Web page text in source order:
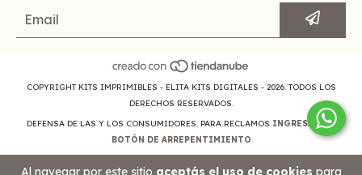
Al navegar por este sitio aceptás el uso de cookies para
COPYRIGHT KITS IMPRIMIBLES - ELITA KITS DIGITALES - 2026. TODOS LOS
DERECHOS RESERVADOS.
DEFENSA DE LAS Y LOS CONSUMIDORES. PARA RECLAMOS INGRESÁ ACÁ.
BOTÓN DE ARREPENTIMIENTO